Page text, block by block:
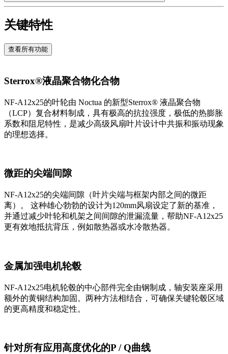
关键特性
查看所有功能
Sterrox®液晶聚合物化合物
NF-A12x25的叶轮由 Noctua 的新型Sterrox® 液晶聚合物
（LCP）复合材料制成，具有极高的抗拉强度，极低的热膨胀
系数和阻尼特性，是减少高级风扇叶片设计中共振和振动现象
的理想选择。
微距的尖端间隙
NF-A12x25的尖端间隙（叶片尖端与框架内部之间的微距
离）。 这种雄心勃勃的设计为120mm风扇设定了新的基准，
并通过减少叶轮和机架之间间隙的泄漏流量，帮助NF-A12x25
更有效地抵抗背压，例如散热器或水冷散热器。
金属加强电机轮毂
NF-A12x25电机轮毂的中心部件完全由钢制成，轴安装座采用
额外的黄铜结构加固。两种方法相结合，可确保关键轮毂区域
的更高精度和稳定性。
针对所有应用高度优化的P / Q曲线